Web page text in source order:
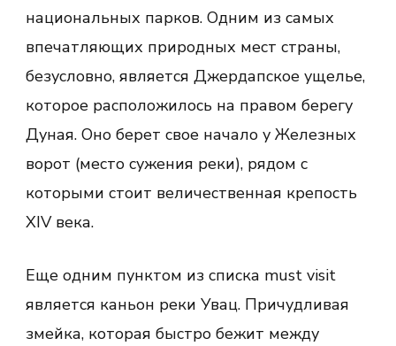
национальных парков. Одним из самых
впечатляющих природных мест страны,
безусловно, является Джердапское ущелье,
которое расположилось на правом берегу
Дуная. Оно берет свое начало у Железных
ворот (место сужения реки), рядом с
которыми стоит величественная крепость
XIV века.
Еще одним пунктом из списка must visit
является каньон реки Увац. Причудливая
змейка, которая быстро бежит между